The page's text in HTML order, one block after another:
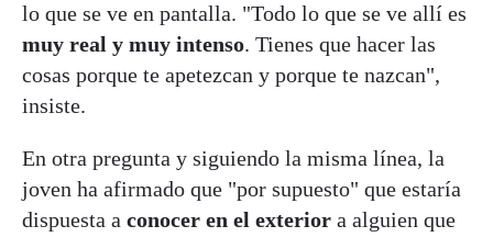
lo que se ve en pantalla. "Todo lo que se ve allí es
muy real y muy intenso. Tienes que hacer las
cosas porque te apetezcan y porque te nazcan",
insiste.
En otra pregunta y siguiendo la misma línea, la
joven ha afirmado que "por supuesto" que estaría
dispuesta a conocer en el exterior a alguien que